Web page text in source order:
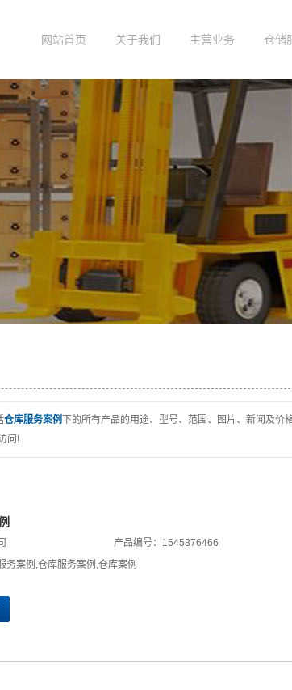
网站首页 关于我们 主营业务 仓储
宁波进
宁波
北仑
仓库服务案例 下的所有产品的用途、型号、范围、图片、新闻及价
问!
产品编号：1545376466
务案例 ,仓库服务案例 ,仓库案例